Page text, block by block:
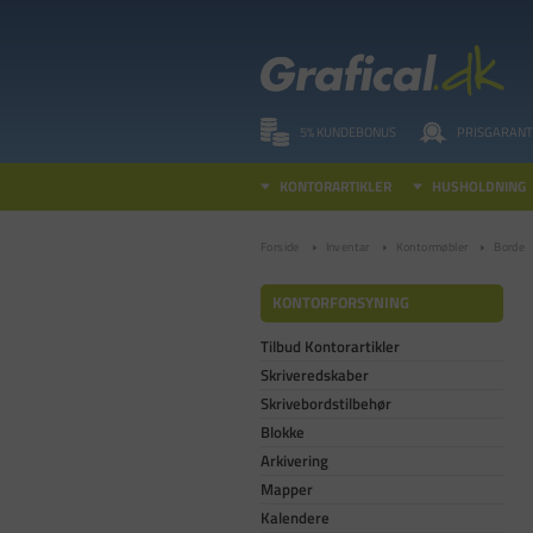
5% KUNDEBONUS
KONTORARTIKLER HUSHOLDNING
Forside Inventar Kontormøbler Borde
KONTORFORSYNING
Tilbud Kontorartikler
Skriveredskaber
Skrivebordstilbehør
Blokke
Arkivering
Mapper
Kalendere